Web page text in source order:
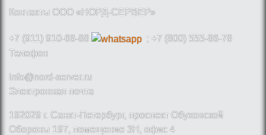
Контакты ООО «НОРД-СЕРВЕР»
+7 (911) 910-66-88
; +7 (800) 555-86-78
Телефон
info@nord-server.ru
Электронная почта
192029 г. Санкт-Петербург, проспект Обуховской
Обороны 197, помещение 3Н, офис 4